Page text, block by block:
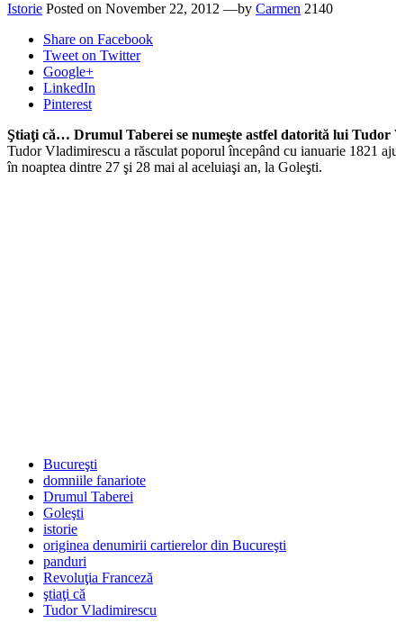
Istorie Posted on November 22, 2012 —by Carmen 2140
Share on Facebook
Tweet on Twitter
Google+
LinkedIn
Pinterest
Ştiaţi că… Drumul Taberei se numeşte astfel datorită lui Tudor
Tudor Vladimirescu a răsculat poporul începând cu ianuarie 1821
în noaptea dintre 27 şi 28 mai al aceluiaşi an, la Goleşti.
Bucureşti
domniile fanariote
Drumul Taberei
Goleşti
istorie
originea denumirii cartierelor din Bucureşti
panduri
Revoluţia Franceză
ştiaţi că
Tudor Vladimirescu